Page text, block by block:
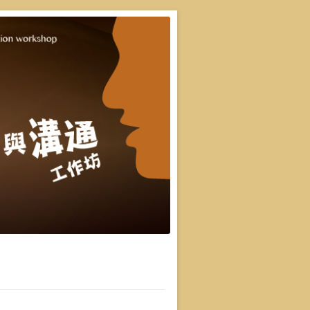
，並有實際上台互動機會，讓你